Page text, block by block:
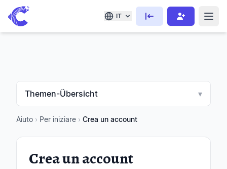
IT
Themen-Übersicht ▾
Aiuto › Per iniziare › Crea un account
Crea un account